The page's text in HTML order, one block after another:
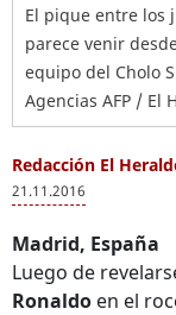
El pique entre los
parece venir
equipo del Cholo
Agencias AFP / El
Redacción El
21.11.2016
Madrid, España
Luego de
Ronaldo en el